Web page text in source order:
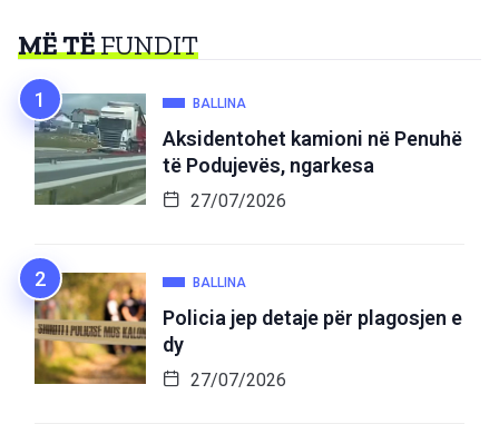
MË TËFUNDIT
BALLINA
Aksidentohet kamioni në Penuhë
të Podujevës, ngarkesa
27/07/2026
BALLINA
Policia jep detaje për plagosjen e
dy
27/07/2026